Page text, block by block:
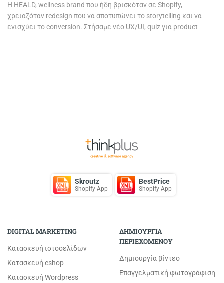
Η HEALD, wellness brand που ήδη βρισκόταν σε Shopify,
χρειαζόταν redesign που να αποτυπώνει το storytelling και να
ενισχύει το conversion. Στήσαμε νέο UX/UI, quiz για product
Skroutz
Shopify App
BestPrice
Shopify App
DIGITAL MARKETING
Κατασκευή ιστοσελίδων
Κατασκευή eshop
Κατασκευή Wordpress
ΔΗΜΙΟΥΡΓΙΑ
ΠΕΡΙΕΧΟΜΕΝΟΥ
Δημιουργία βίντεο
Επαγγελματική φωτογράφιση